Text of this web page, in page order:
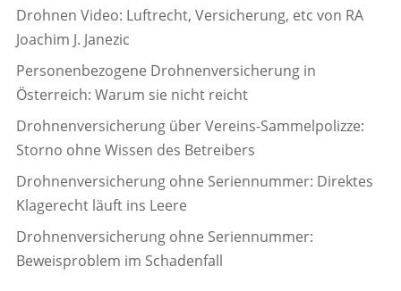
Drohnen Video: Luftrecht, Versicherung, etc von RA
Joachim J. Janezic
Personenbezogene Drohnenversicherung in
Österreich: Warum sie nicht reicht
Drohnenversicherung über Vereins-Sammelpolizze:
Storno ohne Wissen des Betreibers
Drohnenversicherung ohne Seriennummer: Direktes
Klagerecht läuft ins Leere
Drohnenversicherung ohne Seriennummer:
Beweisproblem im Schadenfall